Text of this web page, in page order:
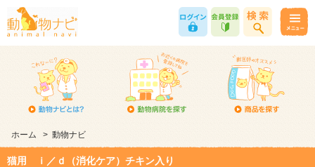
ホーム > 動物ナビ
猫用 ｉ／ｄ（消化ケア）チキン入り